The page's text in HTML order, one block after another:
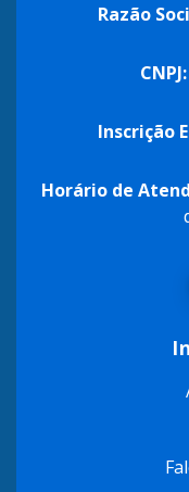
Razão
CNPJ:
Inscrição
Horário de